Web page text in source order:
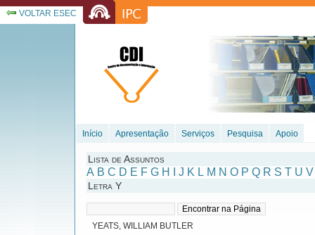
VOLTAR ESEC
Início Apresentação Serviços Pesquisa Apoio
Lista de Assuntos
A B C D E F G H J K L M N O P Q R S T U V
Letra Y
YEATS, WILLIAM BUTLER